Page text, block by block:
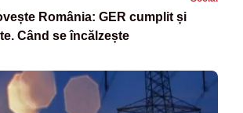
România: GER cumplit și
Când se încălzește